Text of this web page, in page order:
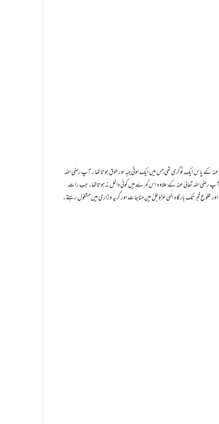
عنہ کے پاس ایک ٹوکری تھی جس میں ایک اونی جبہ اور طوق ہوتا تھا ۔آپ رضی اللہ
رضی اللہ تعالیٰ عنہ کے علاوہ اس کمرے میں کوئی داخل نہ ہوتاتھا۔ جب رات
طلوعِ فجر تک بارگاہِ الٰہی عَزَّوَجَلَّ میں مناجات اور گریہ وزاری میں مشغول رہتے۔